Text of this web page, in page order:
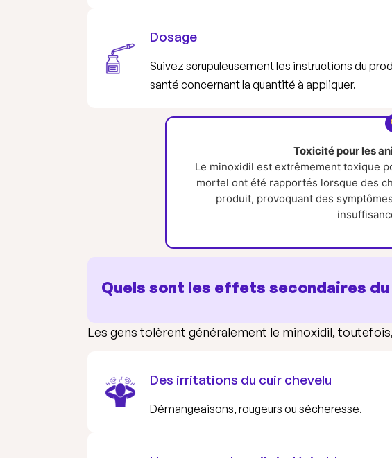
Dosage
Suivez scrupuleusement les instructions du
santé concernant la quantité à appliquer.
Toxicité pour les
Le minoxidil est extrêmement toxique
mortel ont été rapportés lorsque des
produit, provoquant des
Quels sont les effets secondaires
Les gens tolèrent généralement le minoxidil,
Des irritations du cuir chevelu
Démangeaisons, rougeurs ou sécheresse.